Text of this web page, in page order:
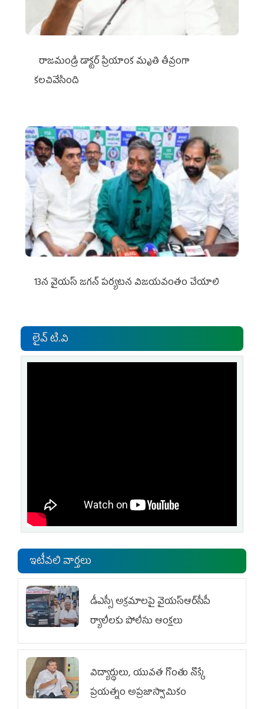
రాజమండ్రి డాక్టర్‌ ప్రియాంక మృతి తీవ్రంగా
కలచివేసింది
13న వైయస్‌ జగన్‌ పర్యటన విజయవంతం చేయాలి
లైవ్ టి.వి
ఇటీవలి వార్తలు
డీఎస్సీ అక్రమాలపై వైయ‌స్ఆర్‌సీపీ
ర్యాలీలకు పోలీసు ఆంక్షలు
విద్యార్థులు, యువత గొంతు నొక్కే
ప్రయత్నం అప్రజాస్వామికం